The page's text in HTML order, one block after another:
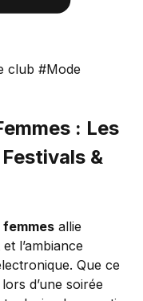
club #Mode
: Les
&
allie
l’ambiance
Que ce
d’une soirée